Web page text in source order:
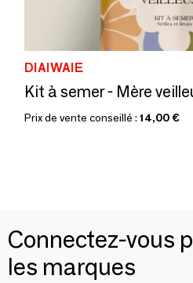
DIAIWAIE
Kit à semer - Mère
Prix de vente conseillé : 14,00 €
Connectez-vous
les marques